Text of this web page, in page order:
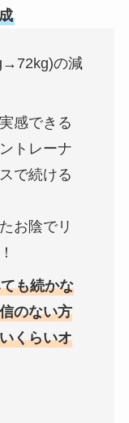
の減
感できる
トレーナ
で続ける
お陰でリ
も続かな
のない方
くらいオ